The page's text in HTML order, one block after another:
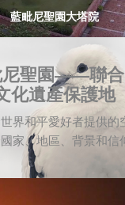
藍毗尼聖園大塔院
尼聖園——聯
化遺產保護地
界和平愛好者提供的
家、地區、背景和信